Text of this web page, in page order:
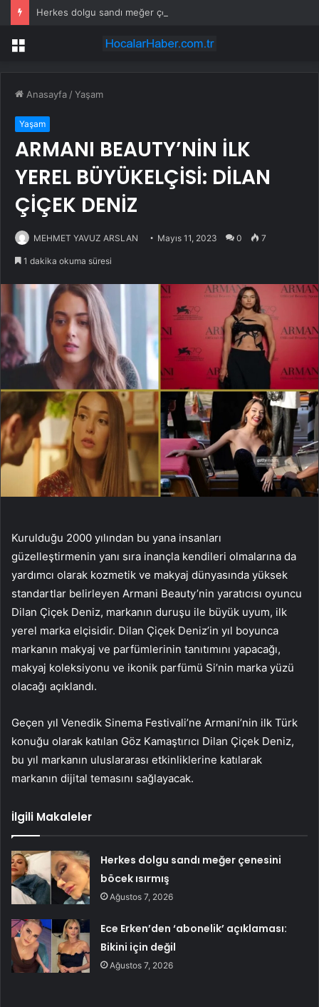
Herkes dolgu sandı meğer çenesini böcek ısırmış
Menü
Anasayfa /Yaşam
Yaşam
ARMANI BEAUTY’NİN İLK
YEREL BÜYÜKELÇİSİ: DİLAN
ÇİÇEK DENİZ
MEHMET YAVUZ ARSLAN Mayıs 11, 2023 0 7
1 dakika okuma süresi
Kurulduğu 2000 yılından bu yana insanları
güzelleştirmenin yanı sıra inançla kendileri olmalarına da
yardımcı olarak kozmetik ve makyaj dünyasında yüksek
standartlar belirleyen Armani Beauty’nin yaratıcısı oyuncu
Dilan Çiçek Deniz, markanın duruşu ile büyük uyum, ilk
yerel marka elçisidir. Dilan Çiçek Deniz’in yıl boyunca
markanın makyaj ve parfümlerinin tanıtımını yapacağı,
makyaj koleksiyonu ve ikonik parfümü Si’nin marka yüzü
olacağı açıklandı.
Geçen yıl Venedik Sinema Festivali’ne Armani’nin ilk Türk
konuğu olarak katılan Göz Kamaştırıcı Dilan Çiçek Deniz,
bu yıl markanın uluslararası etkinliklerine katılarak
markanın dijital temasını sağlayacak.
İlgili Makaleler
Herkes dolgu sandı meğer çenesini
böcek ısırmış
Ağustos 7, 2026
Ece Erken’den ‘abonelik’ açıklaması:
Bikini için değil
Ağustos 7, 2026